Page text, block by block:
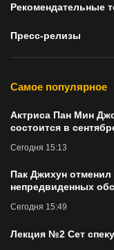
Рекомендательные
Пресс-релизы
Самое популярное
Актриса Пан Мин
состоится в
Сегодня 15:13
Пак Джихун
непредвиденных
Сегодня 15:49
Лекция №2 Сет